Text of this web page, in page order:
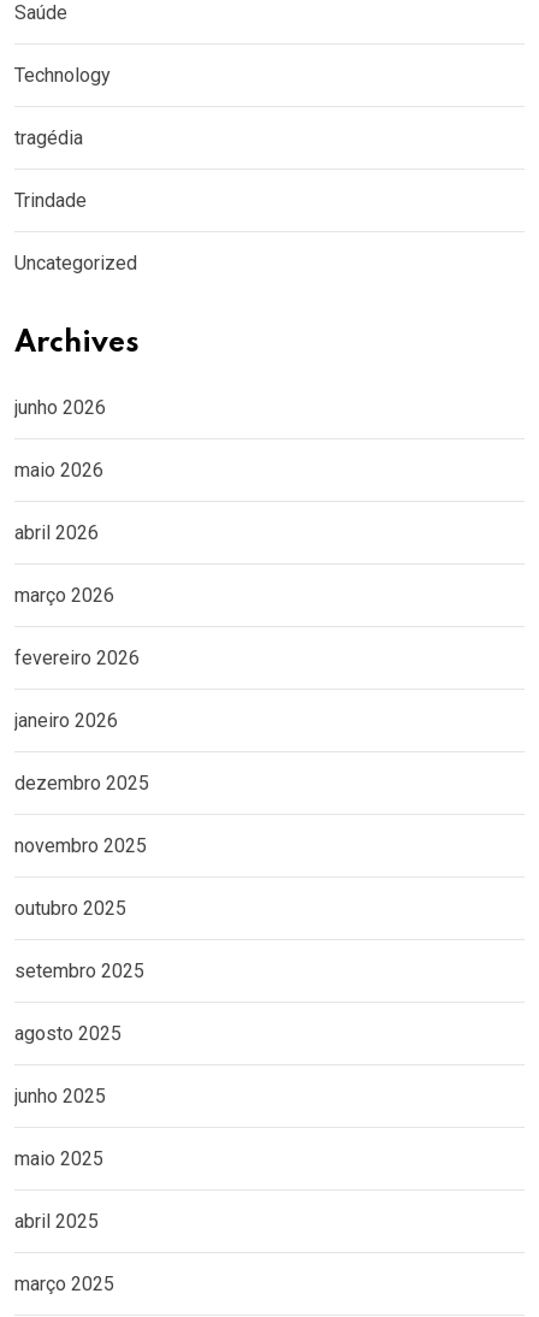
Saúde
Technology
tragédia
Trindade
Uncategorized
Archives
junho 2026
maio 2026
abril 2026
março 2026
fevereiro 2026
janeiro 2026
dezembro 2025
novembro 2025
outubro 2025
setembro 2025
agosto 2025
junho 2025
maio 2025
abril 2025
março 2025